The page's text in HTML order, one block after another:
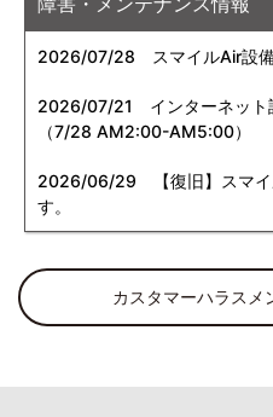
2026/07/28 スマイルAir設
2026/07/21
インターネット
（7/28 AM2:00-AM5:00）
2026/06/29 【復旧】スマイ
す。
カスタマーハラスメ